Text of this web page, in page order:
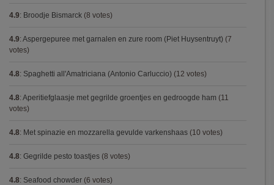
4.9: Broodje Bismarck (8 votes)
4.9: Aspergepuree met garnalen en zure room (Piet Huysentruyt) (7
votes)
4.8: Spaghetti all'Amatriciana (Antonio Carluccio) (12 votes)
4.8: Aperitiefglaasje met gegrilde groentjes en gedroogde ham (11
votes)
4.8: Met spinazie en mozzarella gevulde varkenshaas (10 votes)
4.8: Gegrilde pesto toastjes (8 votes)
4.8: Seafood chowder (6 votes)